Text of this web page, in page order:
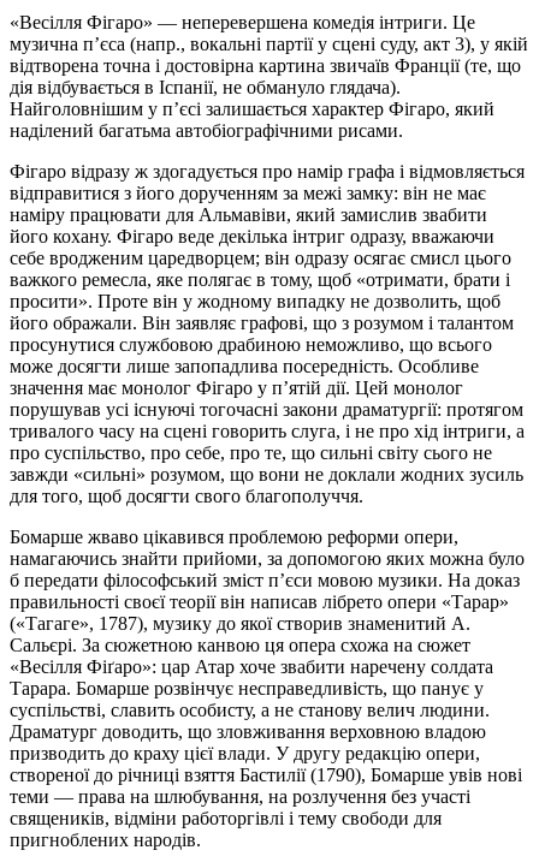
«Весілля Фігаро» — неперевершена комедія інтриги. Це
музична п’єса (напр., вокальні партії у сцені суду, акт 3), у якій
відтворена точна і достовірна картина звичаїв Франції (те, що
дія відбувається в Іспанії, не обмануло глядача).
Найголовнішим у п’єсі залишається характер Фігаро, який
наділений багатьма автобіографічними рисами.
Фігаро відразу ж здогадується про намір графа і відмовляється
відправитися з його дорученням за межі замку: він не має
наміру працювати для Альмавіви, який замислив звабити
його кохану. Фігаро веде декілька інтриг одразу, вважаючи
себе вродженим царедворцем; він одразу осягає смисл цього
важкого ремесла, яке полягає в тому, щоб «отримати, брати і
просити». Проте він у жодному випадку не дозволить, щоб
його ображали. Він заявляє графові, що з розумом і талантом
просунутися службовою драбиною неможливо, що всього
може досягти лише запопадлива посередність. Особливе
значення має монолог Фігаро у п’ятій дії. Цей монолог
порушував усі існуючі тогочасні закони драматургії: протягом
тривалого часу на сцені говорить слуга, і не про хід інтриги, а
про суспільство, про себе, про те, що сильні світу сього не
завжди «сильні» розумом, що вони не доклали жодних зусиль
для того, щоб досягти свого благополуччя.
Бомарше жваво цікавився проблемою реформи опери,
намагаючись знайти прийоми, за допомогою яких можна було
б передати філософський зміст п’єси мовою музики. На доказ
правильності своєї теорії він написав лібрето опери «Тарар»
(«Тагаге», 1787), музику до якої створив знаменитий А.
Сальєрі. За сюжетною канвою ця опера схожа на сюжет
«Весілля Фіґаро»: цар Атар хоче звабити наречену солдата
Тарара. Бомарше розвінчує несправедливість, що панує у
суспільстві, славить особисту, а не станову велич людини.
Драматург доводить, що зловживання верховною владою
призводить до краху цієї влади. У другу редакцію опери,
створеної до річниці взяття Бастилії (1790), Бомарше увів нові
теми — права на шлюбування, на розлучення без участі
священиків, відміни работоргівлі і тему свободи для
пригноблених народів.